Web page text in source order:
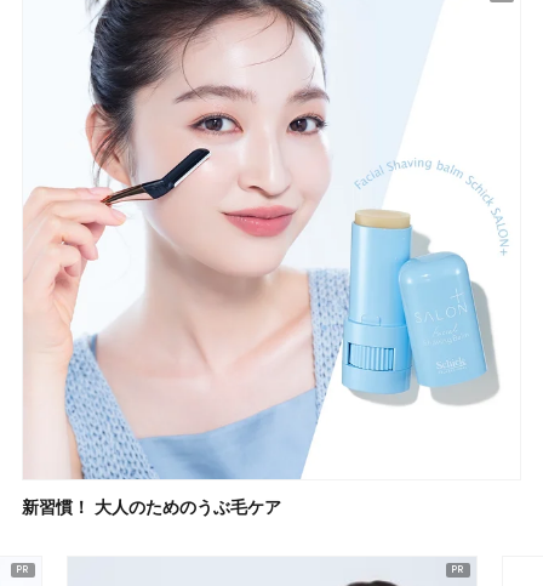
新習慣！ 大人のためのうぶ毛ケア